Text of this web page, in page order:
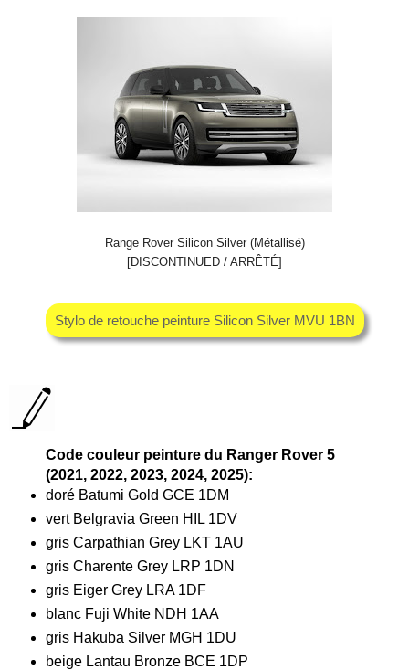
Range Rover Silicon Silver (Métallisé)
[DISCONTINUED / ARRÊTÉ]
Stylo de retouche peinture Silicon Silver MVU 1BN
Code couleur peinture du Ranger Rover 5
(2021, 2022, 2023, 2024, 2025):
doré Batumi Gold GCE 1DM
vert Belgravia Green HIL 1DV
gris Carpathian Grey LKT 1AU
gris Charente Grey LRP 1DN
gris Eiger Grey LRA 1DF
blanc Fuji White NDH 1AA
gris Hakuba Silver MGH 1DU
beige Lantau Bronze BCE 1DP